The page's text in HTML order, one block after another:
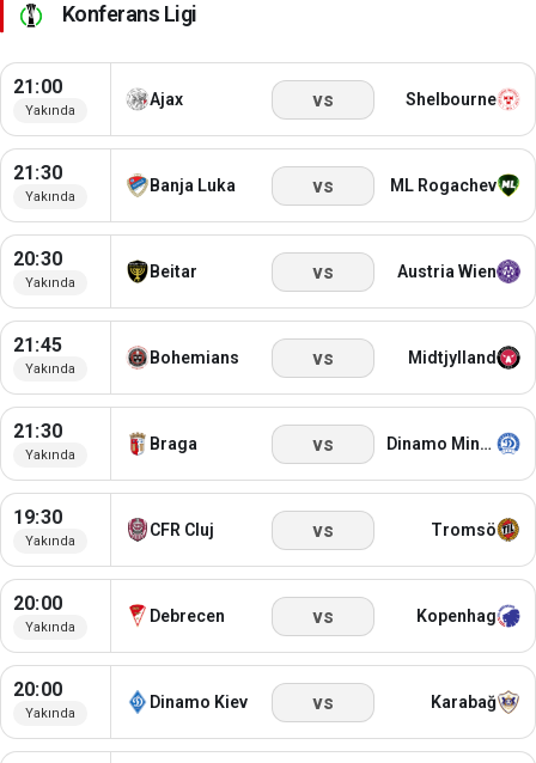
Konferans Ligi
21:00
Yakında
Ajax vs Shelbourne
21:30
Yakında
Banja Luka vs ML Rogachev
20:30
Yakında
Beitar vs Austria Wien
21:45
Yakında
Bohemians vs Midtjylland
21:30
Yakında
Braga vs Dinamo Minsk
19:30
Yakında
CFR Cluj vs Tromsö
20:00
Yakında
Debrecen vs Kopenhag
20:00
Yakında
Dinamo Kiev vs Karabağ